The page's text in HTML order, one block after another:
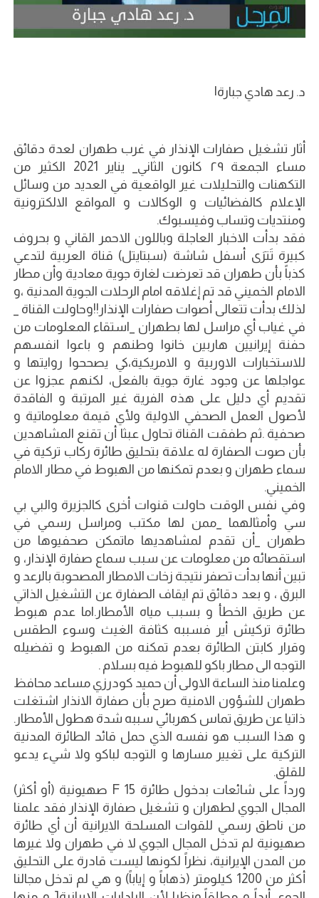
د. رعد هادي جبارة|
أثار تشغيل صفارات الإنذار في غرب طهران لعدة دقائق
مساء الجمعة ٢٩ كانون الثاني_ يناير 2021 الكثير من
التكهنات والتحليلات غير الواقعية في العديد من وسائل
الإعلام كالفضائيات و الوكالات و المواقع الالكترونية
ومنتديات وتساب وفيسبوك.
فقد بدأت الاخبار العاجلة وباللون الاحمر القاني و بحروف
كبيرة تَترَى أسفل شاشة (سبتايتل) قناة العربية لتدعي
كذباً بأن طهران قد تعرضت لغارة جوية معادية وأن مطار
الامام الخميني قد تم إغلاقه امام الرحلات الجوية المدنية ،و
لذلك بدأت تتعالى أصوات صفارات الإنذار!!وحاولت القناة _
في غياب أي مراسل لها بطهران _استقاء المعلومات من
حفنة إيرانيين هاربين خانوا وطنهم و باعوا انفسهم
للاستخبارات الاوربية و الامريكية،كي يصححوا روايتها و
عواجلها عن وجود غارة جوية بالفعل، لكنهم عجزوا عن
تقديم أي دليل على هذه الفرية غير المرتبة و الفاقدة
لأصول العمل الصحفي الاولية ولأي قيمة معلوماتية و
صحفية .ثم طفقت القناة تحاول عبثا أن تقنع المشاهدين
بأن صوت الصفارة له علاقة بتحليق طائرة ركاب تركية في
سماء طهران و بعدم تمكنها من الهبوط في مطار الامام
الخميني.
وفي نفس الوقت حاولت قنوات أخرى كالجزيرة والبي بي
سي وأمثالهما _ممن لها مكتب ومراسل رسمي في
طهران _أن تقدم لمشاهديها ماتمكن صحفيوها من
استقصائه من معلومات عن سبب سماع صفارة الإنذار، و
تبين أنها بدأت تصفر نتيجة زخات الامطار المصحوبة بالرعد و
البرق ، و بعد دقائق تم ايقاف الصفارة عن التشغيل الذاتي
عن طريق الخطأ و بسبب مياه الأمطار.اما عدم هبوط
طائرة تركيش أير فسببه كثافة الغيث وسوء الطقس
وقرار كابتن الطائرة بعدم تمكنه من الهبوط و تفضيله
التوجه الى مطار باكو للهبوط فيه بسلام .
وعلمنا منذ الساعة الاولى أن حميد كودرزي مساعد محافظ
طهران للشؤون الامنية صرح بأن صفارة الانذار اشتغلت
ذاتيا عن طريق تماس كهربائي سببه شدة هطول الأمطار.
و هذا السبب هو نفسه الذي حمل قائد الطائرة المدنية
التركية على تغيير مسارها و التوجه لباكو ولا شيء يدعو
للقلق.
ورداً على شائعات بدخول طائرة F 15 صهيونية (أو أكثر)
المجال الجوي لطهران و تشغيل صفارة الإنذار فقد علمنا
من ناطق رسمي للقوات المسلحة الايرانية أن أي طائرة
صهيونية لم تدخل المجال الجوي لا في طهران ولا غيرها
من المدن الإيرانية، نظراً لكونها ليست قادرة على التحليق
أكثر من 1200 كيلومتر (ذهاباً و إياباً) و هي لم تدخل مجالنا